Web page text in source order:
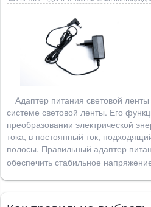
Адаптер питания световой
системе световой ленты. Его
преобразовании электрической
тока, в постоянный ток,
полосы. Правильный адаптер
обеспечить стабильное